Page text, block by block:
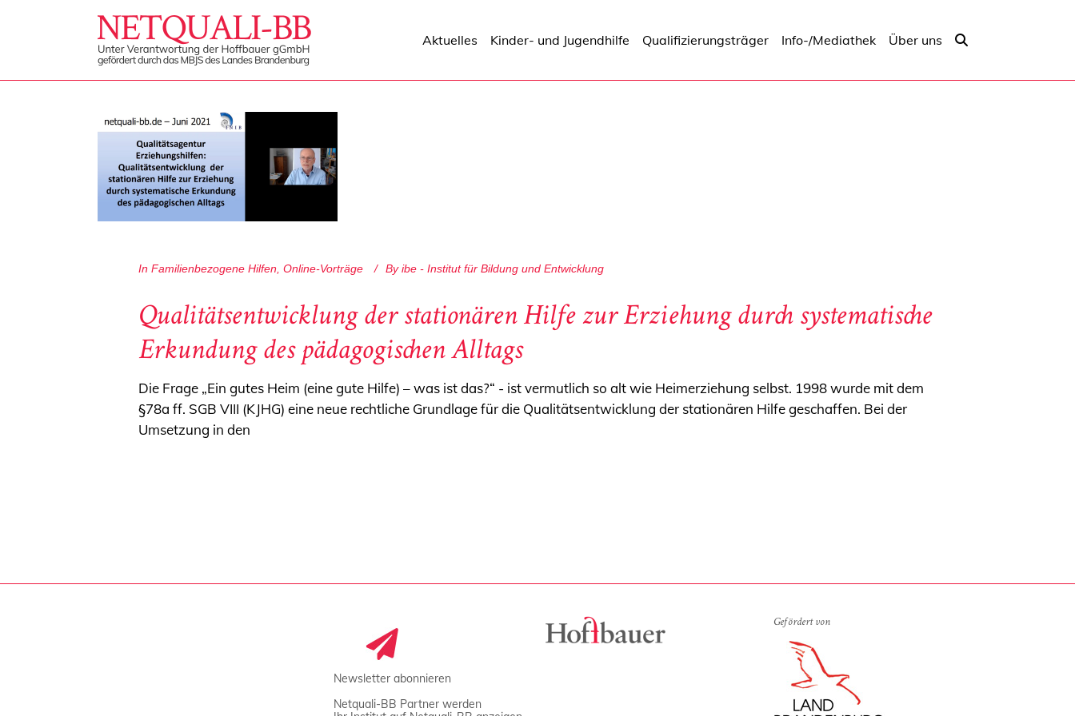
Aktuelles Kinder- und Jugendhilfe Qualifizierungsträger Info-/Mediathek Über uns
In Familienbezogene Hilfen, Online-Vorträge By ibe - Institut für Bildung und Entwicklung
Qualitätsentwicklung der stationären Hilfe zur Erziehung durch systematische
Erkundung des pädagogischen Alltags
Die Frage „Ein gutes Heim (eine gute Hilfe) – was ist das?“ - ist vermutlich so alt wie Heimerziehung selbst. 1998 wurde mit dem
§78a ff. SGB VIII (KJHG) eine neue rechtliche Grundlage für die Qualitätsentwicklung der stationären Hilfe geschaffen. Bei der
Umsetzung in den
Newsletter abonnieren
Netquali-BB Partner werden
Gefördert von